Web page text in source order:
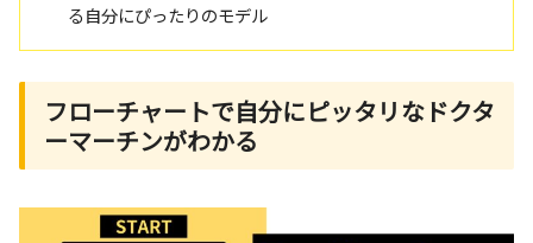
る自分にぴったりのモデル
フローチャートで自分にピッタリなドクタ
ーマーチンがわかる